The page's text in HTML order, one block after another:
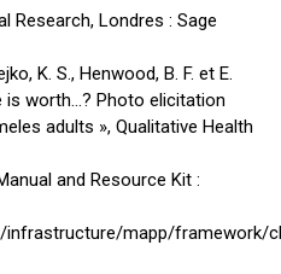
Research, Londres : Sage
K. S., Henwood, B. F. et E.
is worth…? Photo elicitation
adults », Qualitative Health
and Resource Kit :
mapp/framework/